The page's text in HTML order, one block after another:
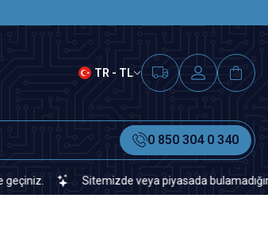
TR - TL
0 850 304 0 340
Sitemizde veya piyasada bulamadığınız her